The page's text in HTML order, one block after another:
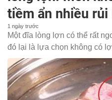
tiềm ẩn nhiều
1 ngày trước
Một đĩa lòng lợn có thể rất
đó lại là lựa chọn không có